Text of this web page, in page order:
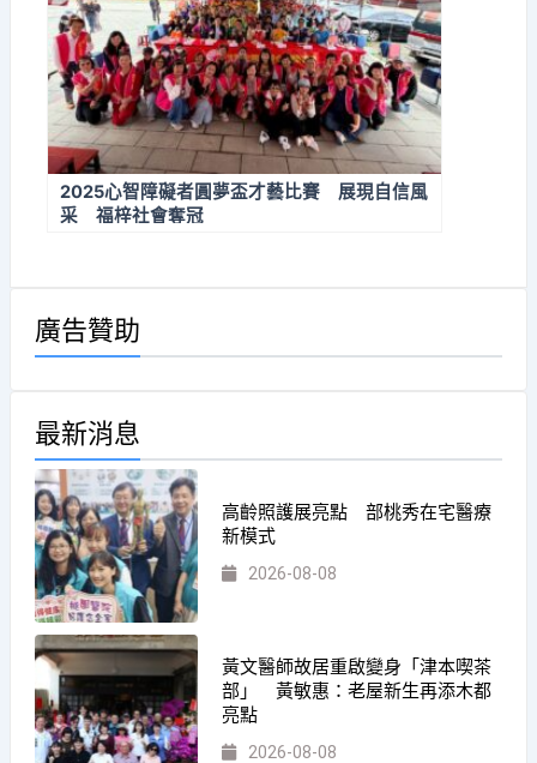
2025心智障礙者圓夢盃才藝比賽 展現自信風
采 福梓社會奪冠
廣告贊助
最新消息
高齡照護展亮點 部桃秀在宅醫療
新模式
2026-08-08
黃文醫師故居重啟變身「津本喫茶
部」 黃敏惠：老屋新生再添木都
亮點
2026-08-08